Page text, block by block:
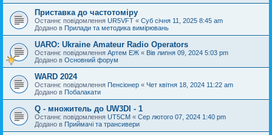
Приставка до частотоміру
Останнє повідомлення UR5VFT « Суб січня 11, 2025 8:45 am
Додано в Прилади та методика вимірювань
UARO: Ukraine Аmateur Radio Operators
Останнє повідомлення Артем ЕЖ « Вів липня 09, 2024 5:03 pm
Додано в Основний форум
WARD 2024
Останнє повідомлення Пенсіонер « Чет квітня 18, 2024 11:22 am
Додано в Побалакати
Q - множитель до UW3DI - 1
Останнє повідомлення UT5CM « Сер лютого 07, 2024 1:40 pm
Додано в Приймачі та трансивери